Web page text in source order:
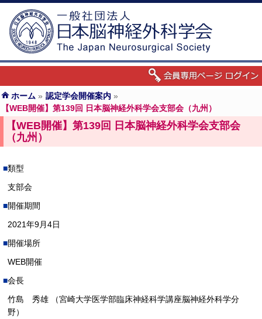
ホーム » 認定学会開催案内 »
【WEB開催】第139回 日本脳神経外科学会支部会（九州）
【WEB開催】第139回 日本脳神経外科学会支部会
（九州）
類型
支部会
開催期間
2021年9月4日
開催場所
WEB開催
会長
竹島 秀雄 （宮崎大学医学部臨床神経科学講座脳神経外科学分
野）